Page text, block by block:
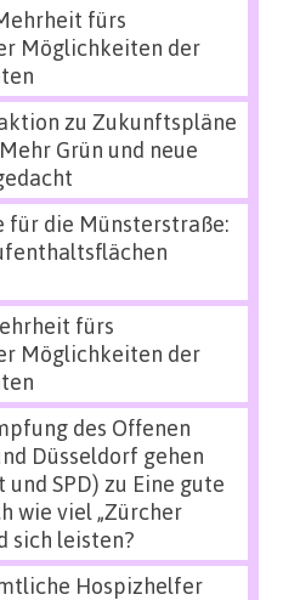
fürs
Möglichkeiten der
zu Zukunftspläne
Grün und neue
für die Münsterstraße:
fürs
Möglichkeiten der
des Offenen
Düsseldorf gehen
SPD) zu Eine gute
wie viel „Zürcher
sich leisten?
Hospizhelfer